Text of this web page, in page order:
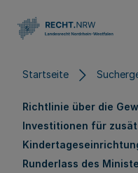
Startseite
Richtlinie über die
Investitionen für
Runderlass des